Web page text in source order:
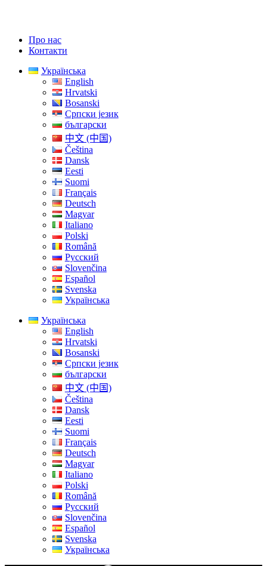
Про нас
Контакти
Українська
English
Hrvatski
Bosanski
Српски језик
български
中文 (中国)
Čeština
Dansk
Eesti
Suomi
Français
Deutsch
Magyar
Italiano
Polski
Română
Русский
Slovenčina
Español
Svenska
Українська
Українська
English
Hrvatski
Bosanski
Српски језик
български
中文 (中国)
Čeština
Dansk
Eesti
Suomi
Français
Deutsch
Magyar
Italiano
Polski
Română
Русский
Slovenčina
Español
Svenska
Українська